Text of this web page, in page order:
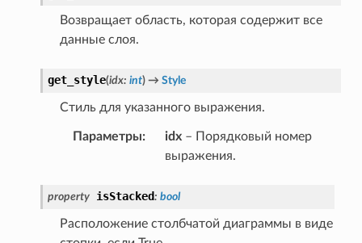
Возвращает область, которая содержит все
данные слоя.
get_style(idx: int) → Style
Стиль для указанного выражения.
Параметры: idx– Порядковый номер
выражения.
property isStacked: bool
Расположение столбчатой диаграммы в виде